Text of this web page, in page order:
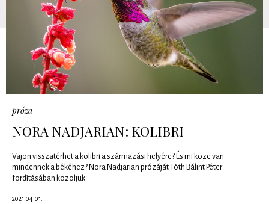
próza
NORA NADJARIAN: KOLIBRI
Vajon visszatérhet a kolibri a származási helyére? És mi köze van
mindennek a békéhez? Nora Nadjarian prózáját Tóth Bálint Péter
fordításában közöljük.
2021.04.01.